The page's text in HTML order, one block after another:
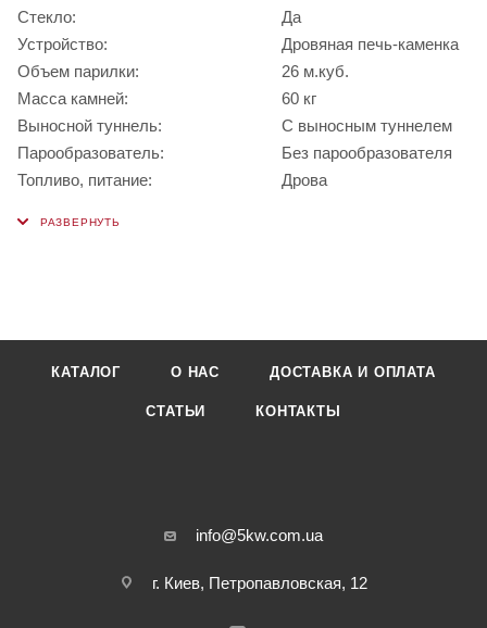
Стекло:
Да
Устройство:
Дровяная печь-каменка
Объем парилки:
26 м.куб.
Масса камней:
60 кг
Выносной туннель:
С выносным туннелем
Парообразователь:
Без парообразователя
Топливо, питание:
Дрова
КАТАЛОГ О НАС ДОСТАВКА И ОПЛАТА
СТАТЬИ КОНТАКТЫ
info@5kw.com.ua
г. Киев, Петропавловская, 12